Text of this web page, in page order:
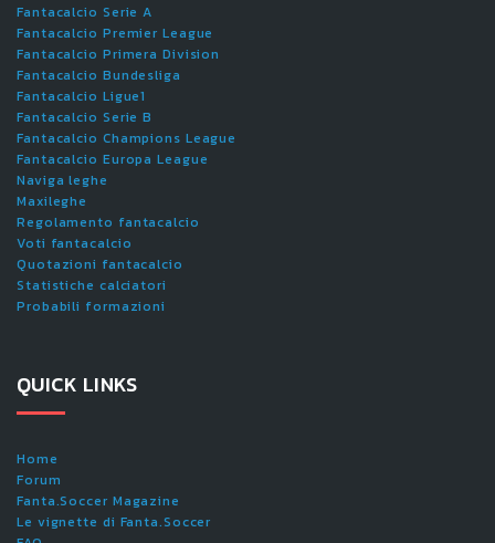
Fantacalcio Serie A
Fantacalcio Premier League
Fantacalcio Primera Division
Fantacalcio Bundesliga
Fantacalcio Ligue1
Fantacalcio Serie B
Fantacalcio Champions League
Fantacalcio Europa League
Naviga leghe
Maxileghe
Regolamento fantacalcio
Voti fantacalcio
Quotazioni fantacalcio
Statistiche calciatori
Probabili formazioni
QUICK LINKS
Home
Forum
Fanta.Soccer Magazine
Le vignette di Fanta.Soccer